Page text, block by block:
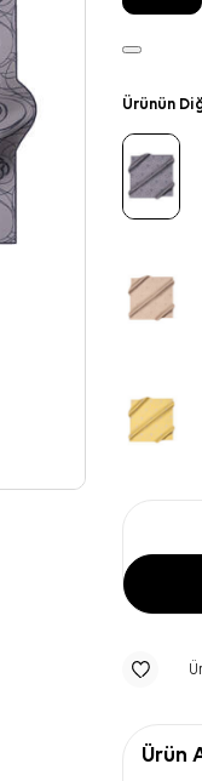
Ürünün
Ürün